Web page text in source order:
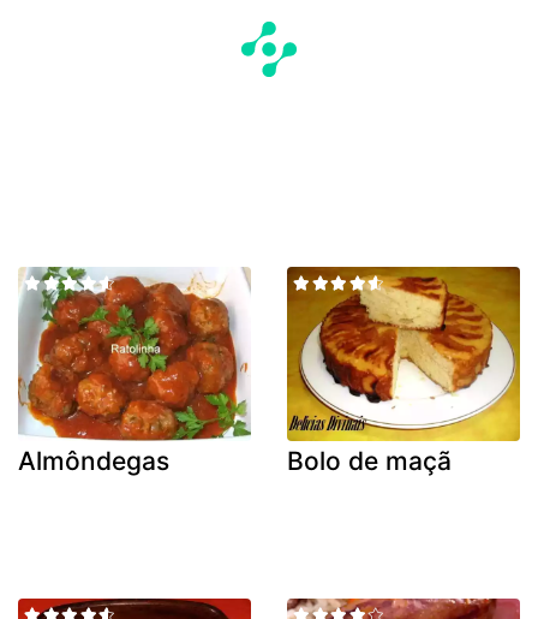
Almôndegas Bolo de maçã